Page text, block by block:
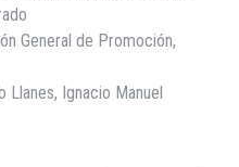
General de Promoción,
Llanes, Ignacio Manuel